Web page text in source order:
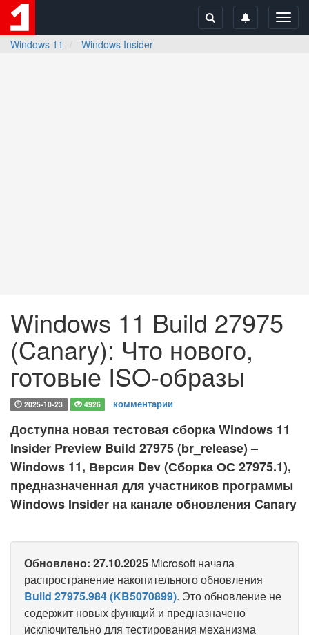
Windows 11
Windows Insider
Windows 11 Build 27975
(Canary): Что нового,
готовые ISO-образы
2025-10-23 4926 комментарии
Доступна новая тестовая сборка Windows 11
Insider Preview Build 27975 (br_release) –
Windows 11, Версия Dev (Сборка ОС 27975.1),
предназначенная для участников программы
Windows Insider на канале обновления Canary
Обновлено: 27.10.2025 Microsoft начала
распространение накопительного обновления
Build 27975.984 (KB5070899). Это обновление не
содержит новых функций и предназначено
исключительно для тестирования механизма